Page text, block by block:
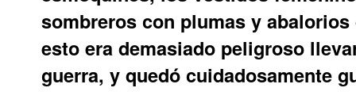
sombreros con plumas y
esto era demasiado peligroso
guerra, y quedó cuidadosamente